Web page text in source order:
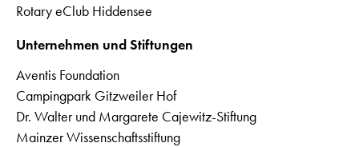
Rotary eClub Hiddensee
Unternehmen und Stiftungen
Aventis Foundation
Campingpark Gitzweiler Hof
Dr. Walter und Margarete Cajewitz-Stiftung
Mainzer Wissenschaftsstiftung